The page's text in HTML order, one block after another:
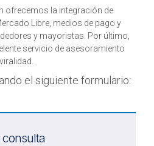
ofrecemos la integración de
Libre, medios de pago y
y mayoristas. Por último,
servicio de asesoramiento
el siguiente formulario: